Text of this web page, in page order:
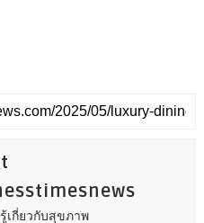
เกี่ยวกับสุขภาพ